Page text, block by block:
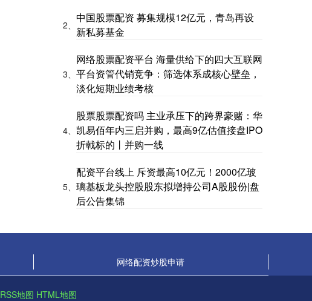
2、
中国股票配资 募集规模12亿元，青岛再设
新私募基金
3、
网络股票配资平台 海量供给下的四大互联网
平台资管代销竞争：筛选体系成核心壁垒，
淡化短期业绩考核
4、
股票股票配资吗 主业承压下的跨界豪赌：华
凯易佰年内三启并购，最高9亿估值接盘IPO
折戟标的丨并购一线
5、
配资平台线上 斥资最高10亿元！2000亿玻
璃基板龙头控股股东拟增持公司A股股份|盘
后公告集锦
网络配资炒股申请
RSS地图 HTML地图